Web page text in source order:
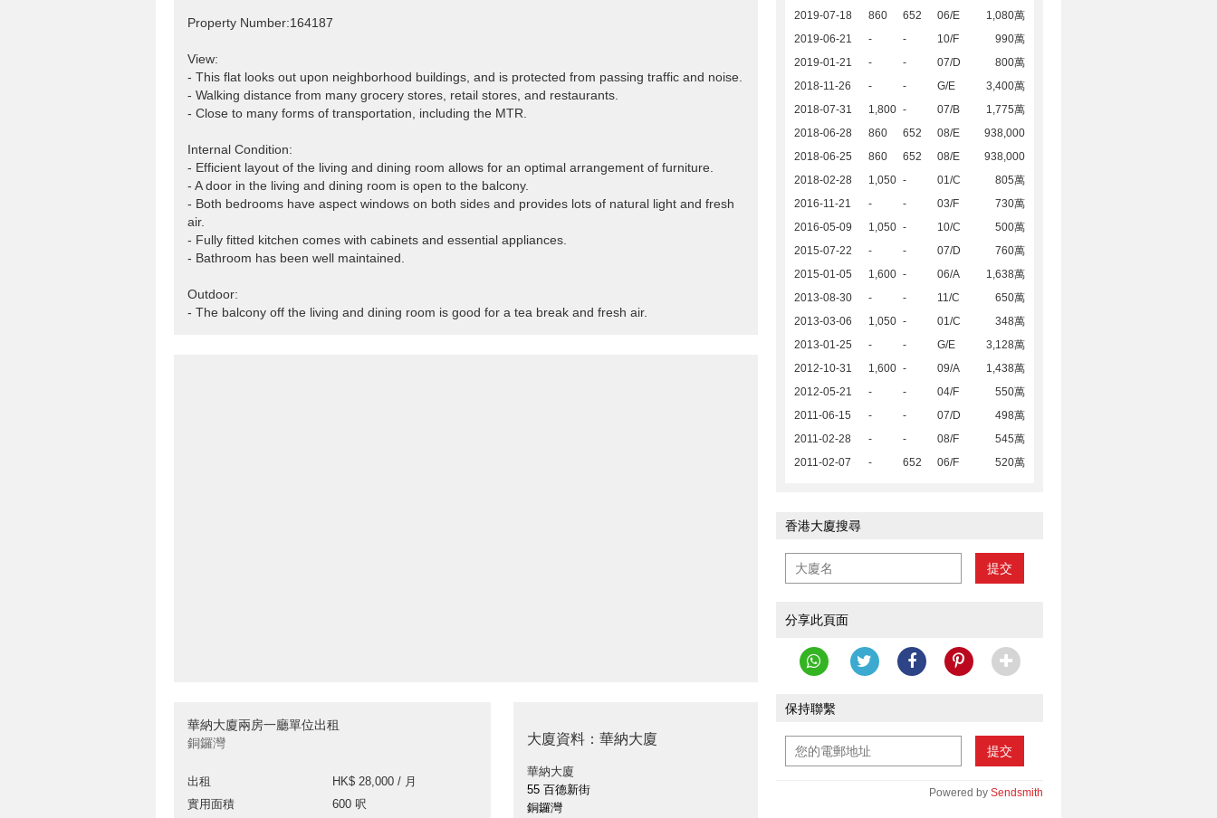
Property Number:164187
View:
- This flat looks out upon neighborhood buildings, and is protected from passing traffic and noise.
- Walking distance from many grocery stores, retail stores, and restaurants.
- Close to many forms of transportation, including the MTR.
Internal Condition:
- Efficient layout of the living and dining room allows for an optimal arrangement of furniture.
- A door in the living and dining room is open to the balcony.
- Both bedrooms have aspect windows on both sides and provides lots of natural light and fresh
air.
- Fully fitted kitchen comes with cabinets and essential appliances.
- Bathroom has been well maintained.
Outdoor:
- The balcony off the living and dining room is good for a tea break and fresh air.
華納大廈兩房一廳單位出租
銅鑼灣
出租
HK$ 28,000 / 月
實用面積
600 呎
大廈資料：華納大廈
華納大廈
55 百德新街
銅鑼灣
2019-07-18 860 652 06/E
1,080萬
2019-06-21
- - 10/F
990萬
2019-01-21
- - 07/D
800萬
2018-11-26
- - G/E
3,400萬
2018-07-31
1,800 - 07/B
1,775萬
2018-06-28
860 652 08/E
938,000
2018-06-25
860 652 08/E
938,000
2018-02-28
1,050 - 01/C
805萬
2016-11-21
- - 03/F
730萬
2016-05-09
1,050 - 10/C
500萬
2015-07-22
- - 07/D
760萬
2015-01-05
1,600 - 06/A
1,638萬
2013-08-30
- - 11/C
650萬
2013-03-06
1,050 - 01/C
348萬
2013-01-25
- - G/E
3,128萬
2012-10-31
1,600 - 09/A
1,438萬
2012-05-21
- - 04/F
550萬
2011-06-15
- - 07/D
498萬
2011-02-28
- - 08/F
545萬
2011-02-07
- 652 06/F 520萬
香港大廈搜尋
提交
分享此頁面
保持聯繫
提交
Powered by Sendsmith